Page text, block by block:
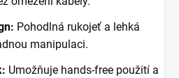
Pohodlná rukojeť a lehká
manipulaci.
Umožňuje hands-free použití a